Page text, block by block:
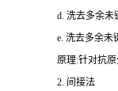
d. 洗去多余未
e. 洗去多余未
原理:针对抗
2. 间接法